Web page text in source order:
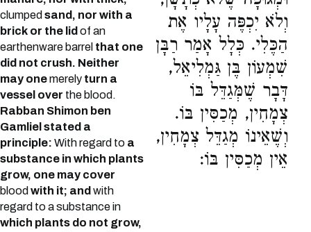
clumped sand, nor with a
brick or the lid of an
earthenware barrel that one
did not crush. Neither
may onemerely turn a
vessel over the blood.
Rabban Shimon ben
Gamliel stated a
principle: With regard to a
substance in which plants
grow, one may cover
blood with it; and with
regard to a substance in
which plants do not grow,
וְלֹא יִכְפֶּה עָלָיו אֶת
הַכֶּלִי. כְּלָל אָמַר רַבָּן
שִׁמְעוֹן בֶּן גַּמְלִיאֵל,
דָּבָר שֶׁמְּגַדֵּל בּוֹ
צְמָחִין, מְכַסִּין בּוֹ.
וְשֶׁאֵינוֹ מְגַדֵּל צְמָחִין,
אֵין מְכַסִּין בּוֹ: